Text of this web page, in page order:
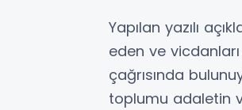
Yapılan yazılı
eden ve
çağrısında
toplumu adaletin